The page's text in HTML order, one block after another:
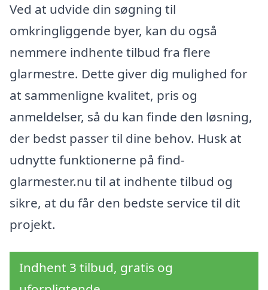
Ved at udvide din søgning til
omkringliggende byer, kan du også
nemmere indhente tilbud fra flere
glarmestre. Dette giver dig mulighed for
at sammenligne kvalitet, pris og
anmeldelser, så du kan finde den løsning,
der bedst passer til dine behov. Husk at
udnytte funktionerne på find-
glarmester.nu til at indhente tilbud og
sikre, at du får den bedste service til dit
projekt.
Indhent 3 tilbud, gratis og